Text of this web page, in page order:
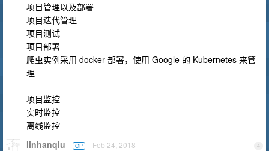
项目管理以及部署
项目迭代管理
项目测试
项目部署
爬虫实例采用 docker 部署，使用 Google 的 Kubernetes 来管
理
项目监控
实时监控
离线监控
4
linhanqiu OP Feb 24, 2018